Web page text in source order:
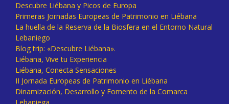
Descubre Liébana y Picos de Europa
Primeras Jornadas Europeas de Patrimonio en Liébana
La huella de la Reserva de la Biosfera en el Entorno Natural
Lebaniego
Blog trip: «Descubre Liébana».
Liébana, Vive tu Experiencia
Liébana, Conecta Sensaciones
II Jornada Europeas de Patrimonio en Liébana
Dinamización, Desarrollo y Fomento de la Comarca